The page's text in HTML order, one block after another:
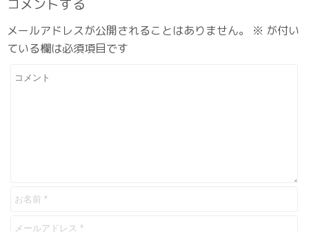
コメントする
メールアドレスが公開されることはありません。 ※ が付い
ている欄は必須項目です